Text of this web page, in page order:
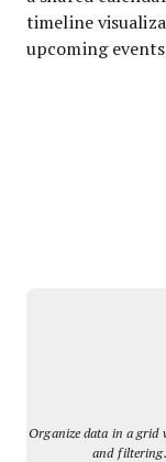
timeline
upcoming
Organize data in a grid
and filtering.